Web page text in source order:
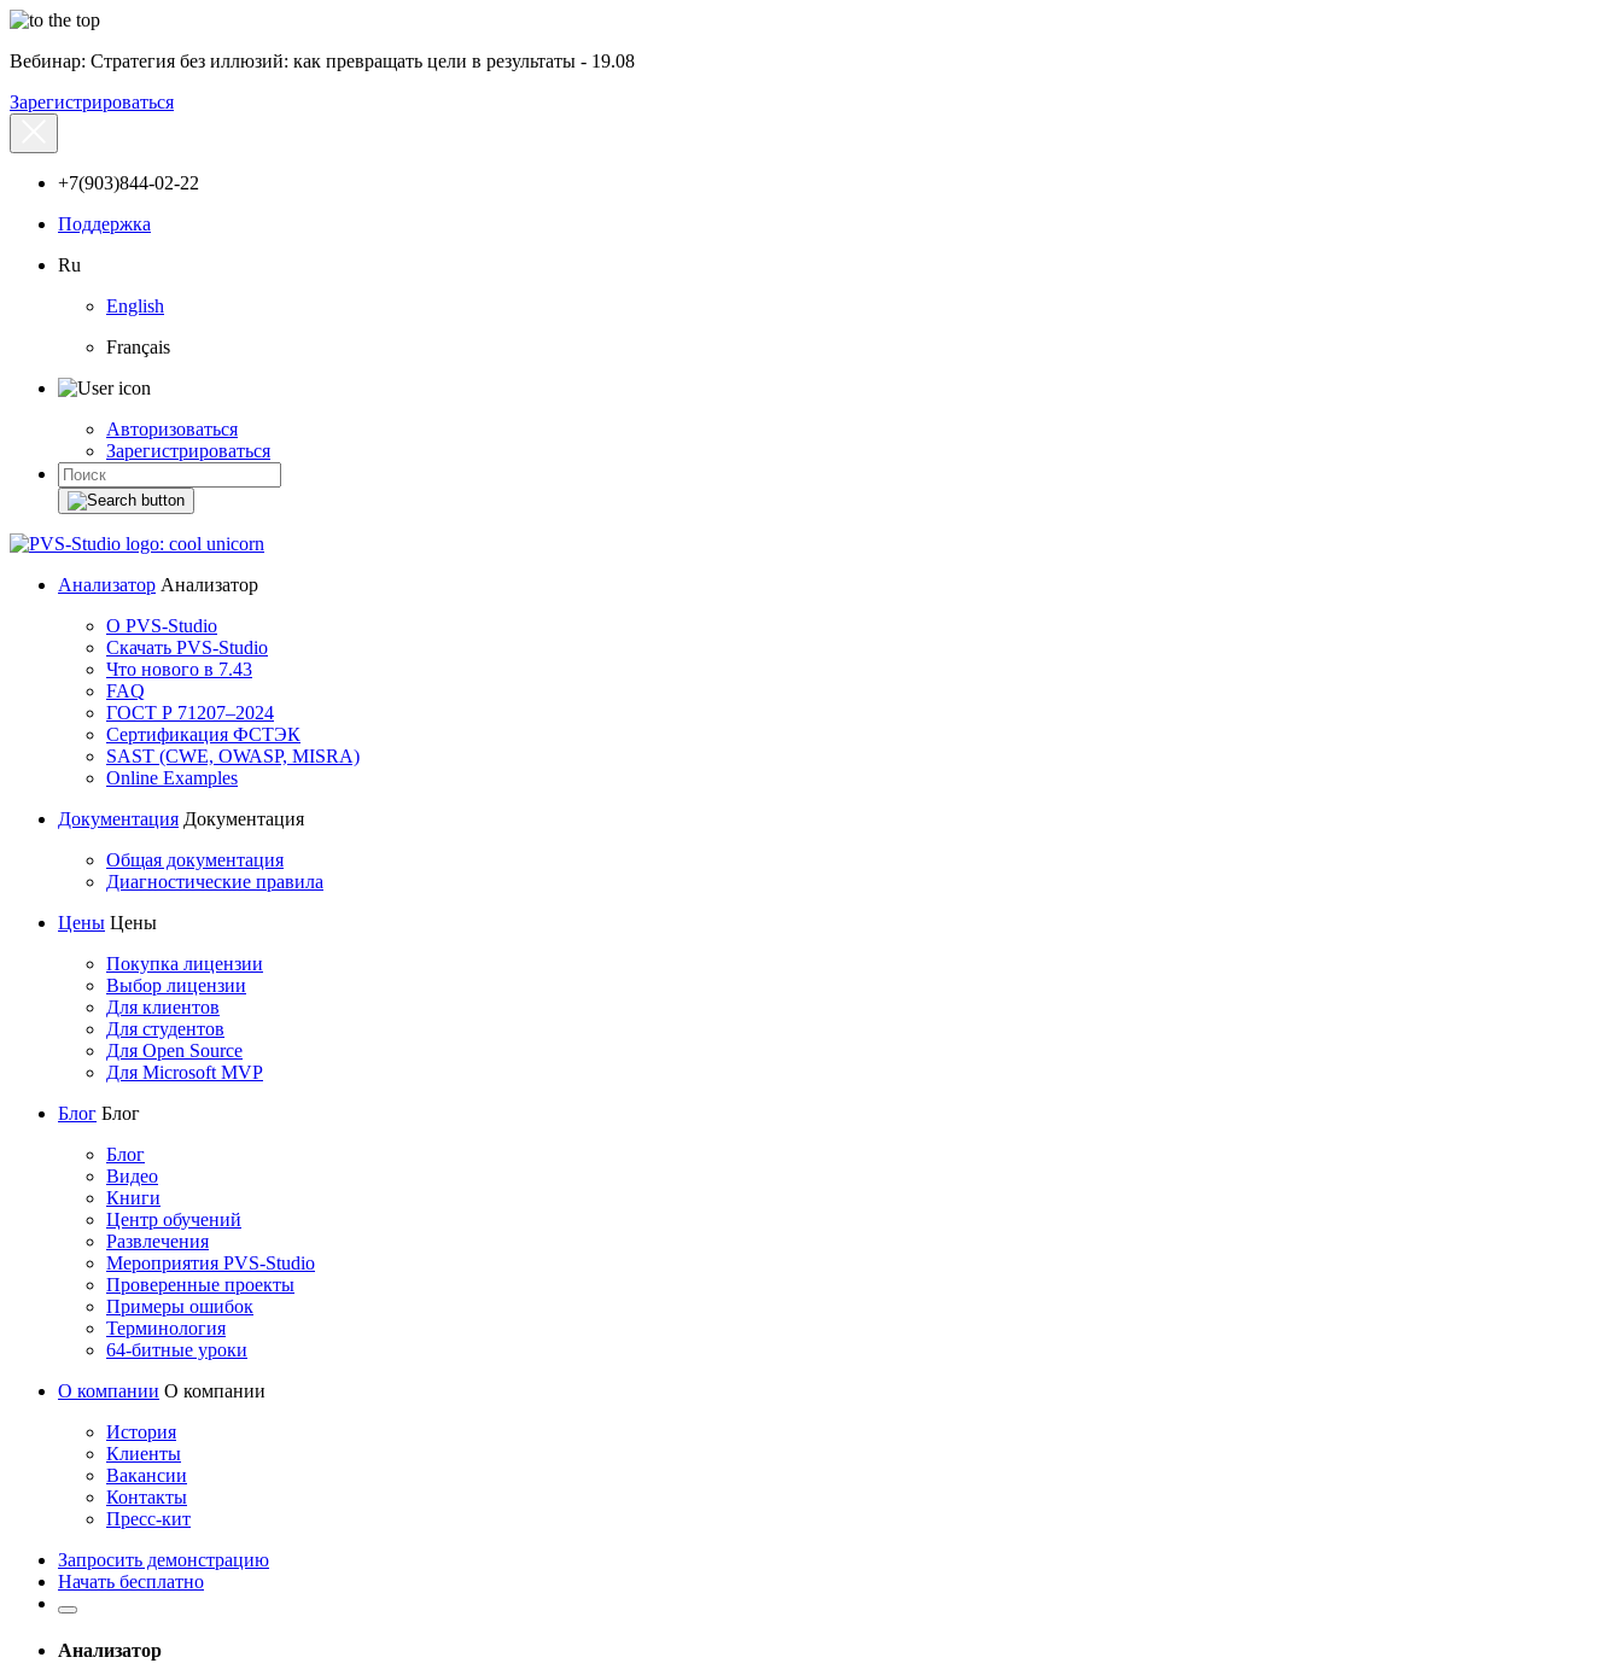
Вебинар: Стратегия без иллюзий: как превращать цели в результаты - 19.08
Зарегистрироваться
+7(903)844-02-22
Поддержка
Ru
English
Français
Авторизоваться
Зарегистрироваться
Анализатор Анализатор
О PVS-Studio
Скачать PVS-Studio
Что нового в 7.43
FAQ
ГОСТ Р 71207–2024
Сертификация ФСТЭК
SAST (CWE, OWASP, MISRA)
Online Examples
Документация Документация
Общая документация
Диагностические правила
Цены Цены
Покупка лицензии
Выбор лицензии
Для клиентов
Для студентов
Для Open Source
Для Microsoft MVP
Блог Блог
Блог
Видео
Книги
Центр обучений
Развлечения
Мероприятия PVS-Studio
Проверенные проекты
Примеры ошибок
Терминология
64-битные уроки
О компании О компании
История
Клиенты
Вакансии
Контакты
Пресс-кит
Запросить демонстрацию
Начать бесплатно
Анализатор